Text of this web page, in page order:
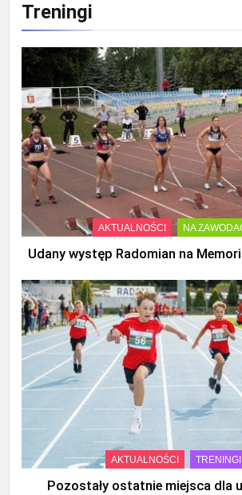
Treningi
AKTUALNOŚCI NA
Udany występ
AKTUALNOŚCI TRENINGI
Pozostały ostatnie miejsca dla